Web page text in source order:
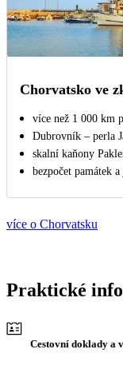
Chorvatsko ve
více než 1 000 km
Dubrovník – perla
skalní kaňony
bezpočet památek
více o Chorvatsku
Praktické
Cestovní doklady a